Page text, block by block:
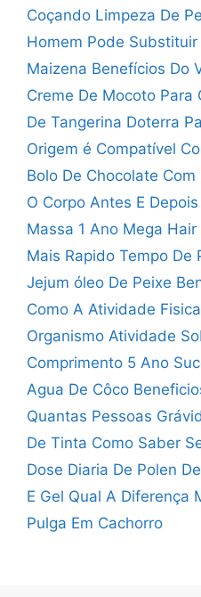
Coçando Limpeza De
Homem Pode Substituir
Maizena Benefícios Do
Creme De Mocoto Para
De Tangerina Doterra
Origem é Compatível
Bolo De Chocolate Com
O Corpo Antes E Depois
Massa 1 Ano Mega Hair
Mais Rapido Tempo De
Jejum óleo De Peixe
Como A Atividade
Organismo Atividade
Comprimento 5 Ano
Agua De Côco
Quantas Pessoas
De Tinta Como Saber
Dose Diaria De Polen
E Gel Qual A Diferença
Pulga Em Cachorro